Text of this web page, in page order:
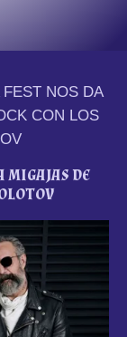
FEST NOS DA
CON LOS
MIGAJAS DE